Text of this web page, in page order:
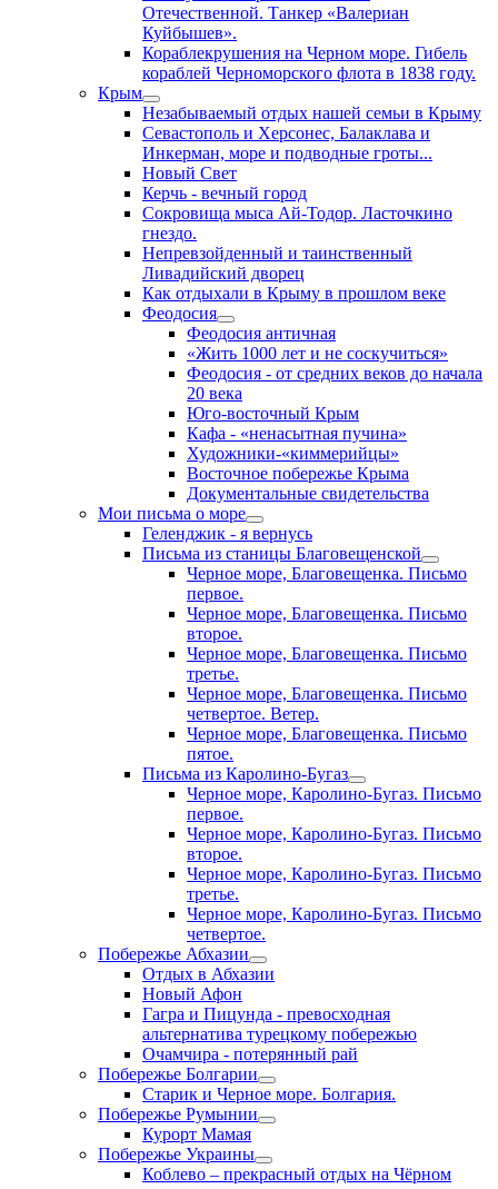
Отечественной. Танкер «Валериан
Куйбышев».
Кораблекрушения на Черном море. Гибель
кораблей Черноморского флота в 1838 году.
Крым
Незабываемый отдых нашей семьи в Крыму
Севастополь и Херсонес, Балаклава и
Инкерман, море и подводные гроты...
Новый Свет
Керчь - вечный город
Сокровища мыса Ай-Тодор. Ласточкино
гнездо.
Непревзойденный и таинственный
Ливадийский дворец
Как отдыхали в Крыму в прошлом веке
Феодосия
Феодосия античная
«Жить 1000 лет и не соскучиться»
Феодосия - от средних веков до начала
20 века
Юго-восточный Крым
Кафа - «ненасытная пучина»
Художники-«киммерийцы»
Восточное побережье Крыма
Документальные свидетельства
Мои письма о море
Геленджик - я вернусь
Письма из станицы Благовещенской
Черное море, Благовещенка. Письмо
первое.
Черное море, Благовещенка. Письмо
второе.
Черное море, Благовещенка. Письмо
третье.
Черное море, Благовещенка. Письмо
четвертое. Ветер.
Черное море, Благовещенка. Письмо
пятое.
Письма из Каролино-Бугаз
Черное море, Каролино-Бугаз. Письмо
первое.
Черное море, Каролино-Бугаз. Письмо
второе.
Черное море, Каролино-Бугаз. Письмо
третье.
Черное море, Каролино-Бугаз. Письмо
четвертое.
Побережье Абхазии
Отдых в Абхазии
Новый Афон
Гагра и Пицунда - превосходная
альтернатива турецкому побережью
Очамчира - потерянный рай
Побережье Болгарии
Старик и Черное море. Болгария.
Побережье Румынии
Курорт Мамая
Побережье Украины
Коблево – прекрасный отдых на Чёрном